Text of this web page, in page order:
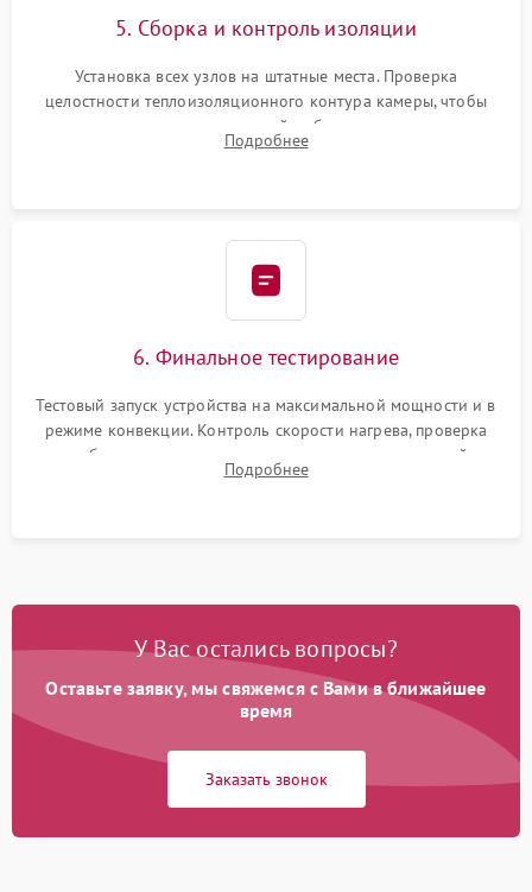
5. Сборка и контроль изоляции
Установка всех узлов на штатные места. Проверка
целостности теплоизоляционного контура камеры, чтобы
исключить перегрев кухонной мебели и потерю тепла.
Надежная фиксация клемм и сборка корпуса шкафа.
Подробнее
6. Финальное тестирование
Тестовый запуск устройства на максимальной мощности и в
режиме конвекции. Контроль скорости нагрева, проверка
срабатывания термостата при достижении заданной
температуры и тест на отсутствие утечек тока.
Подробнее
У Вас остались вопросы?
Оставьте заявку, мы свяжемся с Вами в ближайшее
время
Заказать звонок